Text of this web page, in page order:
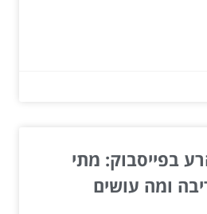
בפייסבוק: מתי
ומה עושים